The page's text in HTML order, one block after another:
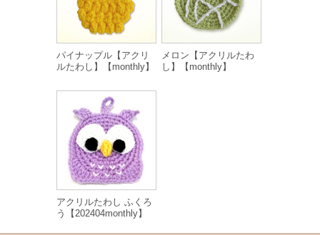
パイナップル【アクリ
ルたわし】【monthly】
メロン【アクリルたわ
し】【monthly】
アクリルたわし ふくろ
う【202404monthly】